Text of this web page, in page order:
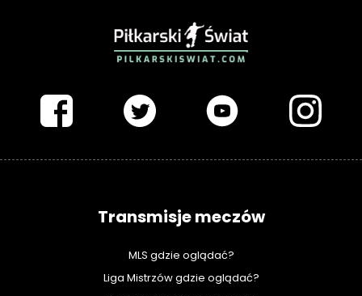
Transmisje meczów
MLS gdzie oglądać?
Liga Mistrzów gdzie oglądać?